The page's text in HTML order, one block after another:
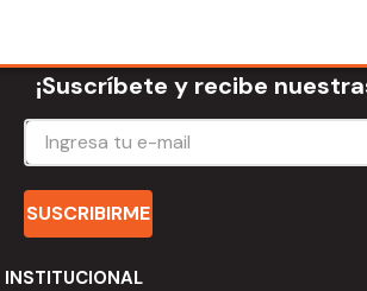
¡Suscríbete y recibe
SUSCRIBIRME
INSTITUCIONAL